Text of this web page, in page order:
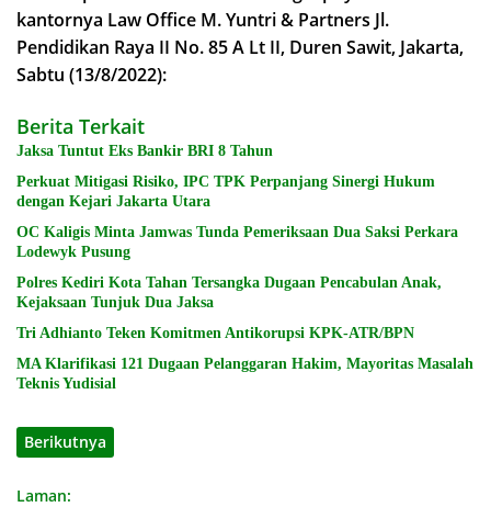
kantornya Law Office M. Yuntri & Partners Jl.
Pendidikan Raya II No. 85 A Lt II, Duren Sawit, Jakarta,
Sabtu (13/8/2022):
Berita Terkait
Jaksa Tuntut Eks Bankir BRI 8 Tahun
Perkuat Mitigasi Risiko, IPC TPK Perpanjang Sinergi Hukum
dengan Kejari Jakarta Utara
OC Kaligis Minta Jamwas Tunda Pemeriksaan Dua Saksi Perkara
Lodewyk Pusung
Polres Kediri Kota Tahan Tersangka Dugaan Pencabulan Anak,
Kejaksaan Tunjuk Dua Jaksa
Tri Adhianto Teken Komitmen Antikorupsi KPK-ATR/BPN
MA Klarifikasi 121 Dugaan Pelanggaran Hakim, Mayoritas Masalah
Teknis Yudisial
Berikutnya
Laman: